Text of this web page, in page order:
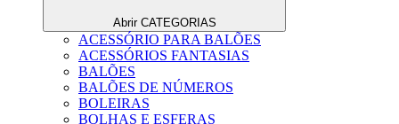
Abrir CATEGORIAS
ACESSÓRIO PARA BALÕES
ACESSÓRIOS FANTASIAS
BALÕES
BALÕES DE NÚMEROS
BOLEIRAS
BOLHAS E ESFERAS